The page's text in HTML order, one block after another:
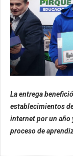
La entrega
establecimientos
internet por un año
proceso de